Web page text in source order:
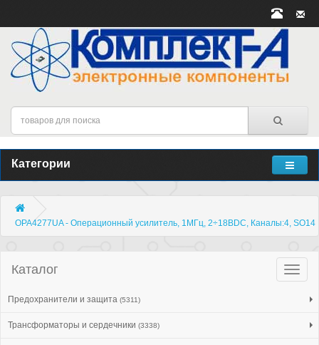
Категории
OPA4277UA - Операционный усилитель, 1МГц, 2÷18ВDC, Каналы:4, SO14
Каталог
Предохранители и защита (5311)
Трансформаторы и сердечники (3338)